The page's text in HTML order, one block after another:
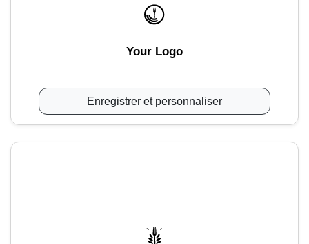
Your Logo
Enregistrer et personnaliser